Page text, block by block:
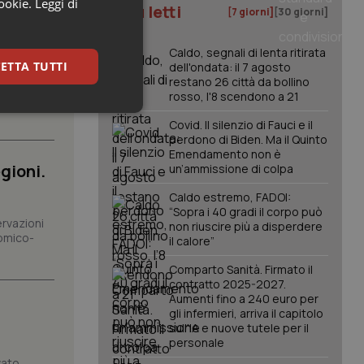
dei
di
I più letti [7 giorni] [30 giorni]
Caldo, segnali di lenta ritirata
dell'ondata: il 7 agosto
restano 26 città da bollino
rosso, l'8 scendono a 21
Covid. Il silenzio di Fauci e il
perdono di Biden. Ma il Quinto
Emendamento non è
un’ammissione di colpa
Caldo estremo, FADOI:
“Sopra i 40 gradi il corpo può
non riuscire più a disperdere
il calore”
Comparto Sanità. Firmato il
contratto 2025-2027.
Aumenti fino a 240 euro per
gli infermieri, arriva il capitolo
sull'IA e nuove tutele per il
personale
Leggi di
TUTTI
sulle pagine
le
e